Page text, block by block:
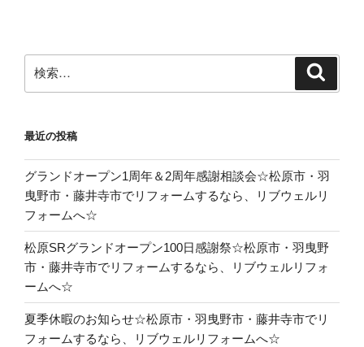
索:
最近の投稿
グランドオープン1周年＆2周年感謝相談会☆松原市・羽
曳野市・藤井寺市でリフォームするなら、リブウェルリ
フォームへ☆
松原SRグランドオープン100日感謝祭☆松原市・羽曳野
市・藤井寺市でリフォームするなら、リブウェルリフォ
ームへ☆
夏季休暇のお知らせ☆松原市・羽曳野市・藤井寺市でリ
フォームするなら、リブウェルリフォームへ☆